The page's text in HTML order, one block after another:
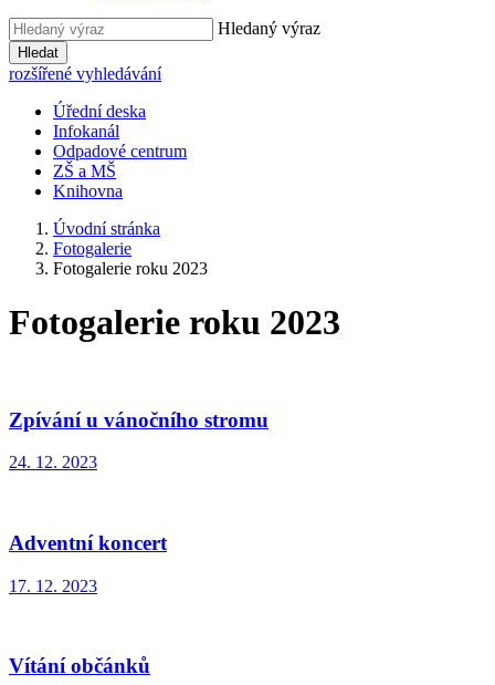
Hledaný výraz
Hledat
rozšířené vyhledávání
Úřední deska
Infokanál
Odpadové centrum
ZŠ a MŠ
Knihovna
Úvodní stránka
Fotogalerie
Fotogalerie roku 2023
Fotogalerie roku 2023
Zpívání u vánočního stromu
24. 12. 2023
Adventní koncert
17. 12. 2023
Vítání občánků